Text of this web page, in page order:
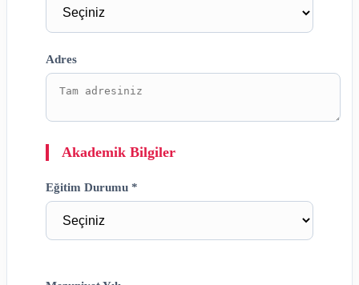
Adres
Akademik Bilgiler
Eğitim Durumu *